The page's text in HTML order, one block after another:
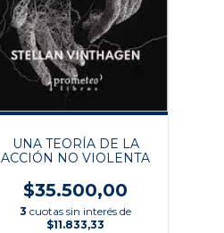
UNA TEORÍA DE LA
ACCIÓN NO VIOLENTA
$35.500,00
3 cuotas sin interés de
$11.833,33